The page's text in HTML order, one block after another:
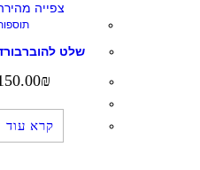
צפייה מהירה
תוספות
שלט להוברבורד
150.00
קרא עוד